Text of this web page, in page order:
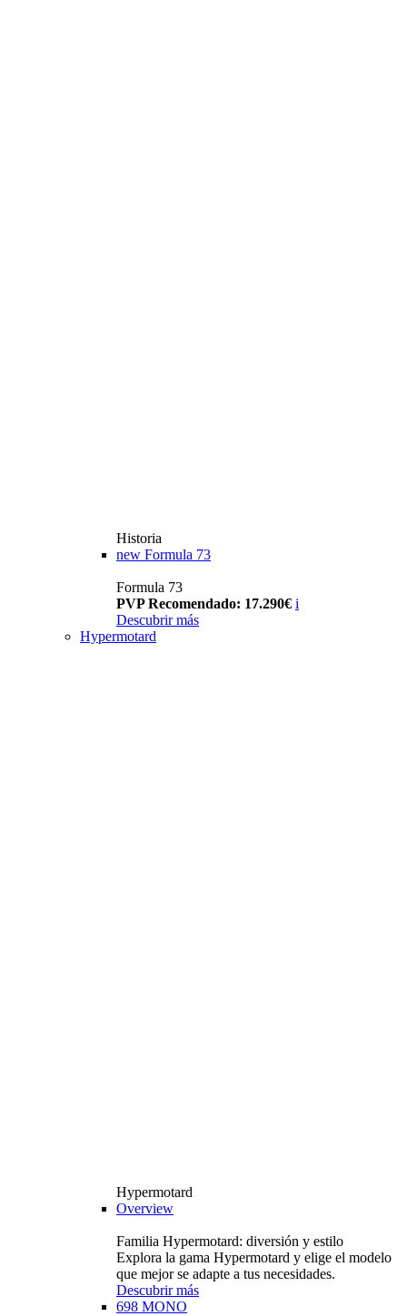
Historia
new Formula 73
Formula 73
PVP Recomendado: 17.290€ i
Descubrir más
Hypermotard
Hypermotard
Overview
Familia Hypermotard: diversión y estilo
Explora la gama Hypermotard y elige el modelo
que mejor se adapte a tus necesidades.
Descubrir más
698 MONO